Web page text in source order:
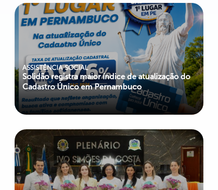
ASSISTÊNCIA SOCIAL
Solidão registra maior índice de atualização do
Cadastro Único em Pernambuco